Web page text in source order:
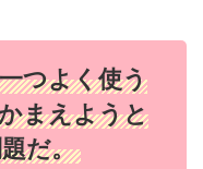
つよく使う
まえようと
だ。